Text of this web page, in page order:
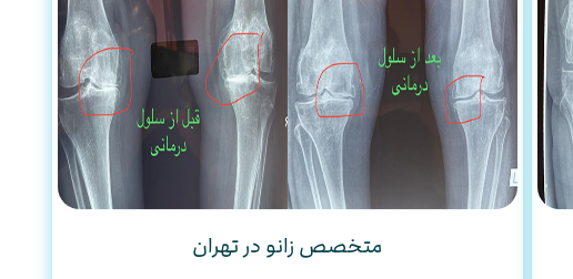
متخصص زانو در تهران